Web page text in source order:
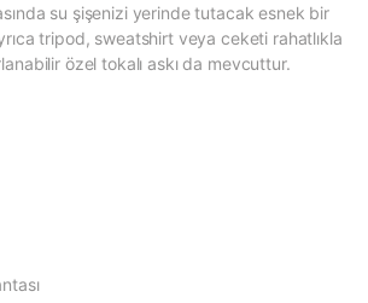
su şişenizi yerinde tutacak esnek bir
tripod, sweatshirt veya ceketi rahatlıkla
özel tokalı askı da mevcuttur.